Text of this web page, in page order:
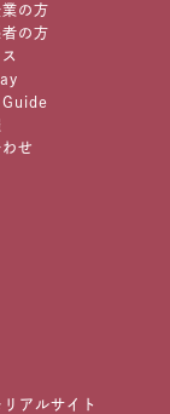
の方
の方
せ
アルサイト